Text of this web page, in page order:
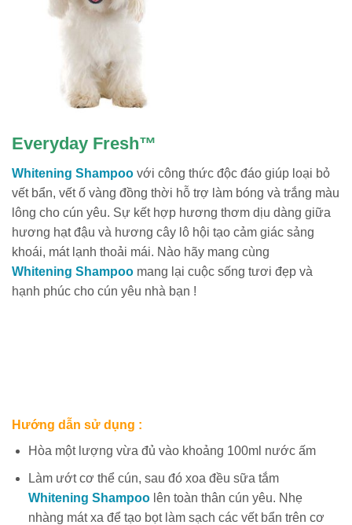
Everyday Fresh™
Whitening Shampoo với công thức độc đáo giúp loại bỏ
vết bẩn, vết ố vàng đồng thời hỗ trợ làm bóng và trắng màu
lông cho cún yêu. Sự kết hợp hương thơm dịu dàng giữa
hương hạt đậu và hương cây lô hội tạo cảm giác sảng
khoái, mát lạnh thoải mái. Nào hãy mang cùng
Whitening Shampoo mang lại cuộc sống tươi đẹp và
hạnh phúc cho cún yêu nhà bạn !
Hướng dẫn sử dụng :
Hòa một lượng vừa đủ vào khoảng 100ml nước ấm
Làm ướt cơ thể cún, sau đó xoa đều sữa tắm
Whitening Shampoo lên toàn thân cún yêu. Nhẹ
nhàng mát xa để tạo bọt làm sạch các vết bẩn trên cơ